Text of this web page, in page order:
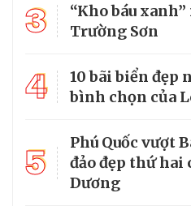
3
“Kho báu
Trường Sơn
4
10 bãi biển đẹp
bình chọn của
5
Phú Quốc vượt
đảo đẹp thứ hai
Dương